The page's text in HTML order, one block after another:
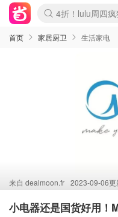
Boticinal 夏促开
4折！lulu周四
还没结束！
Joybuy变相75折
速领！Stanley独
疑似霸哥！
Zalando 奥莱闪
Moncler反季囤
Coach Brooklyn
首页 家居厨卫 生活家电
来自 dealmoon.fr 2023-09-06更
小电器还是国货好用！